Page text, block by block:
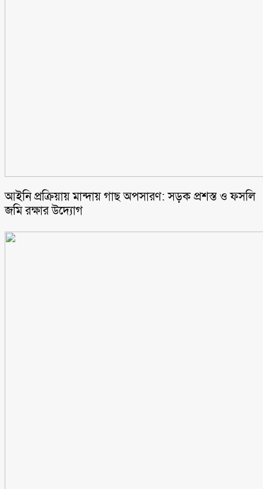
আইনি প্রক্রিয়ায় মান্দায় গাছ অপসারণ: সড়ক প্রশস্ত ও ফসলি
জমি রক্ষার উদ্যোগ